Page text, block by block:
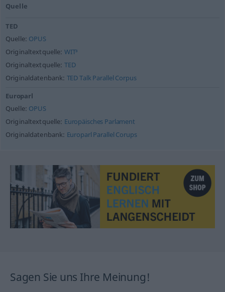
Quelle
TED
Quelle: OPUS
Originaltextquelle: WIT³
Originaltextquelle: TED
Originaldatenbank: TED Talk Parallel Corpus
Europarl
Quelle: OPUS
Originaltextquelle: Europäisches Parlament
Originaldatenbank: Europarl Parallel Corups
Sagen Sie uns Ihre Meinung!